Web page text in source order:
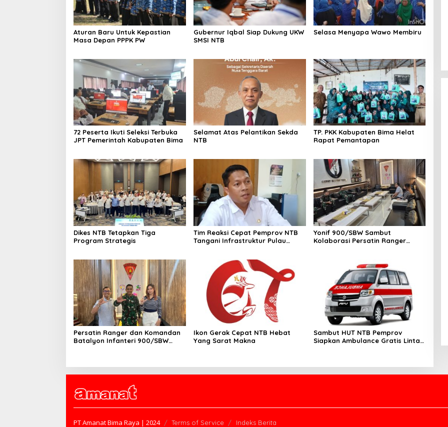
Aturan Baru Untuk Kepastian
Masa Depan PPPK PW
Gubernur Iqbal Siap Dukung UKW
SMSI NTB
Selasa Menyapa Wawo Membiru
72 Peserta Ikuti Seleksi Terbuka
JPT Pemerintah Kabupaten Bima
Selamat Atas Pelantikan Sekda
NTB
TP. PKK Kabupaten Bima Helat
Rapat Pemantapan
Dikes NTB Tetapkan Tiga
Program Strategis
Tim Reaksi Cepat Pemprov NTB
Tangani Infrastruktur Pulau
Yonif 900/SBW Sambut
Kolaborasi Persatin Ranger
Persatin Ranger dan Komandan
Batalyon Infanteri 900/SBW
Ikon Gerak Cepat NTB Hebat
Yang Sarat Makna
Sambut HUT NTB Pemprov
Siapkan Ambulance Gratis Lintas
PT Amanat Bima Raya | 2024 Terms of Service Indeks Berita